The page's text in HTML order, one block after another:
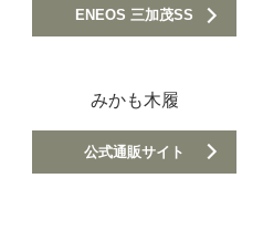
ENEOS 三加茂SS
みかも木履
公式通販サイト